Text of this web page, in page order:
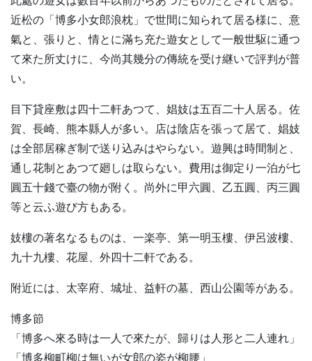
近松の「博多小女郎浪枕」で世間に知られて居る様に、意
氣と、張りと、情とに滿ち充た遊女として一般世駆に通つ
て來た所丈けに、今尚其幾分の傳統を受け継いで評判が普
い。
目下貸座敷は四十二軒あつて、娼妓は五百二十人居る。佐
賀、長崎、熊本縣人が多い。店は陰店を張って居て、娼妓
は全部居稼ぎ制で送り込みはやらない。遊興は時間制と、
通し花制とあつて廻しは取らない。費用は御定り一泊が七
圓五十錢で臺の物が附く。尚外に甲六圓、乙五圓、丙三圓
等と云ふ遊び方もある。
妓樓の著名なるものは、一楽亭、第一明玉樓、伊呂波樓、
九十九樓、花屋、外四十二軒である。
附近には、太宰府、城址、益軒の墓、西山公園等がある。
博多節
「博多へ來る時は一人で來たが、歸りは人形と二人連れ」
「博多柳町柳は無いが女郎の姿が柳腰」